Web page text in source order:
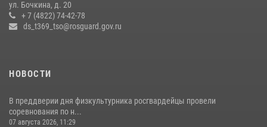
22 июля 2026, 08:35
ул. Бочкина, д. 20
+ 7 (4822) 74-42-78
ds_t369_tso@rosguard.gov.ru
НОВОСТИ
В преддверии дня физкультурника росгвардейцы провели
соревнования по н...
07 августа 2026, 11:29